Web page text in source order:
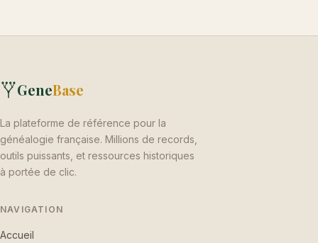
GeneBase
La plateforme de référence pour la
généalogie française. Millions de records,
outils puissants, et ressources historiques
à portée de clic.
NAVIGATION
Accueil